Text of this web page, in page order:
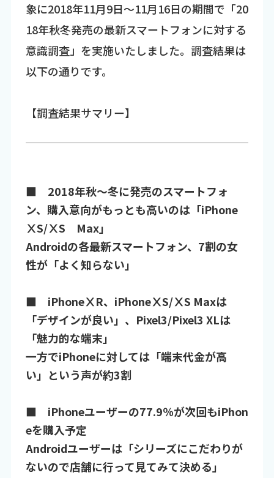
象に2018年11月9日～11月16日の期間で「20
18年秋冬発売の最新スマートフォンに対する
意識調査」を実施いたしました。調査結果は
以下の通りです。
【調査結果サマリー】
■ 2018年秋～冬に発売のスマートフォ
ン、購入意向がもっとも高いのは「iPhone
ⅩS/ⅩS Max」
Androidの各最新スマートフォン、7割の女
性が「よく知らない」
■ iPhoneⅩR、iPhoneⅩS/ⅩS Maxは
「デザインが良い」、Pixel3/Pixel3 XLは
「魅力的な端末」
一方でiPhoneに対しては「端末代金が高
い」という声が約3割
■ iPhoneユーザーの77.9％が次回もiPhon
eを購入予定
Androidユーザーは「シリーズにこだわりが
ないので店舗に行って見てみて決める」